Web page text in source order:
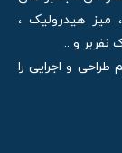
میز هیدرولیک ،
نفربر و ..
و اجرایی را